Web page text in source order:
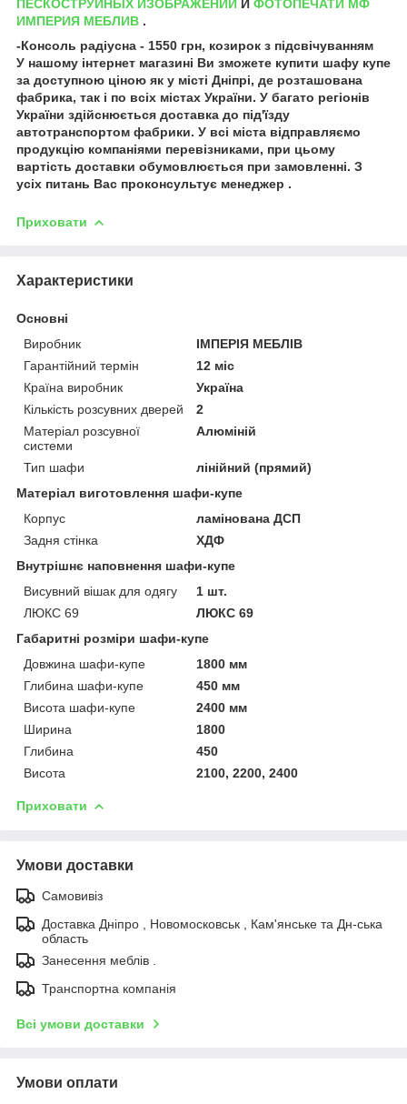
ПЕСКОСТРУЙНЫХ ИЗОБРАЖЕНИЙ И ФОТОПЕЧАТИ МФ
ИМПЕРИЯ МЕБЛИВ .
-Консоль радіусна - 1550 грн, козирок з підсвічуванням
У нашому інтернет магазині Ви зможете купити шафу купе
за доступною ціною як у місті Дніпрі, де розташована
фабрика, так і по всіх містах України. У багато регіонів
України здійснюється доставка до під'їзду
автотранспортом фабрики. У всі міста відправляємо
продукцію компаніями перевізниками, при цьому
вартість доставки обумовлюється при замовленні. З
усіх питань Вас проконсультує менеджер .
Приховати
Характеристики
Основні
Виробник
ІМПЕРІЯ МЕБЛІВ
Гарантійний термін
12 міс
Країна виробник
Україна
Кількість розсувних дверей
2
Матеріал розсувної
системи
Алюміній
Тип шафи
лінійний (прямий)
Матеріал виготовлення шафи-купе
Корпус
ламінована ДСП
Задня стінка
ХДФ
Внутрішнє наповнення шафи-купе
Висувний вішак для одягу
1 шт.
ЛЮКС 69
ЛЮКС 69
Габаритні розміри шафи-купе
Довжина шафи-купе
1800 мм
Глибина шафи-купе
450 мм
Висота шафи-купе
2400 мм
Ширина
1800
Глибина
450
Висота
2100, 2200, 2400
Приховати
Умови доставки
Самовивіз
Доставка Дніпро , Новомосковськ , Кам'янське та Дн-ська
область
Занесення меблів .
Транспортна компанія
Всі умови доставки
Умови оплати